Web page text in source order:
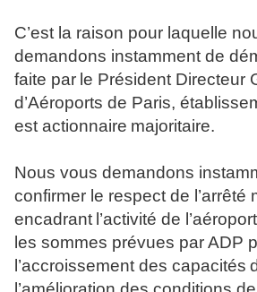
C’est la raison pour laquelle
demandons instamment de
faite par le Président Directeur
d’Aéroports de Paris,
est actionnaire majoritaire.
Nous vous demandons
confirmer le respect de l’arrêté
encadrant l’activité de
les sommes prévues par ADP
l’accroissement des capacités